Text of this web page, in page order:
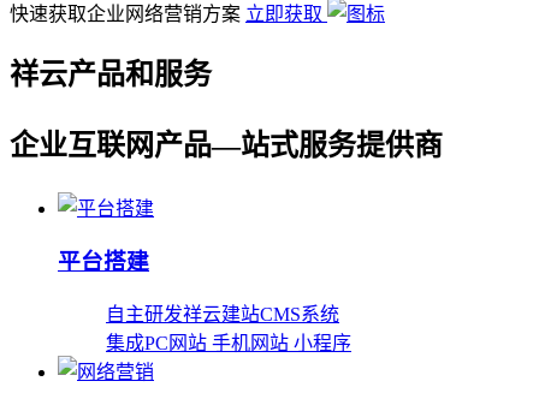
快速获取企业网络营销方案 立即获取
祥云产品和服务
企业互联网产品—站式服务提供商
平台搭建
自主研发祥云建站CMS系统
集成PC网站 手机网站 小程序